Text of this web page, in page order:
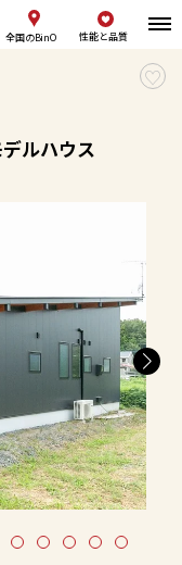
全国のBinO 性能と品質
ルハウス